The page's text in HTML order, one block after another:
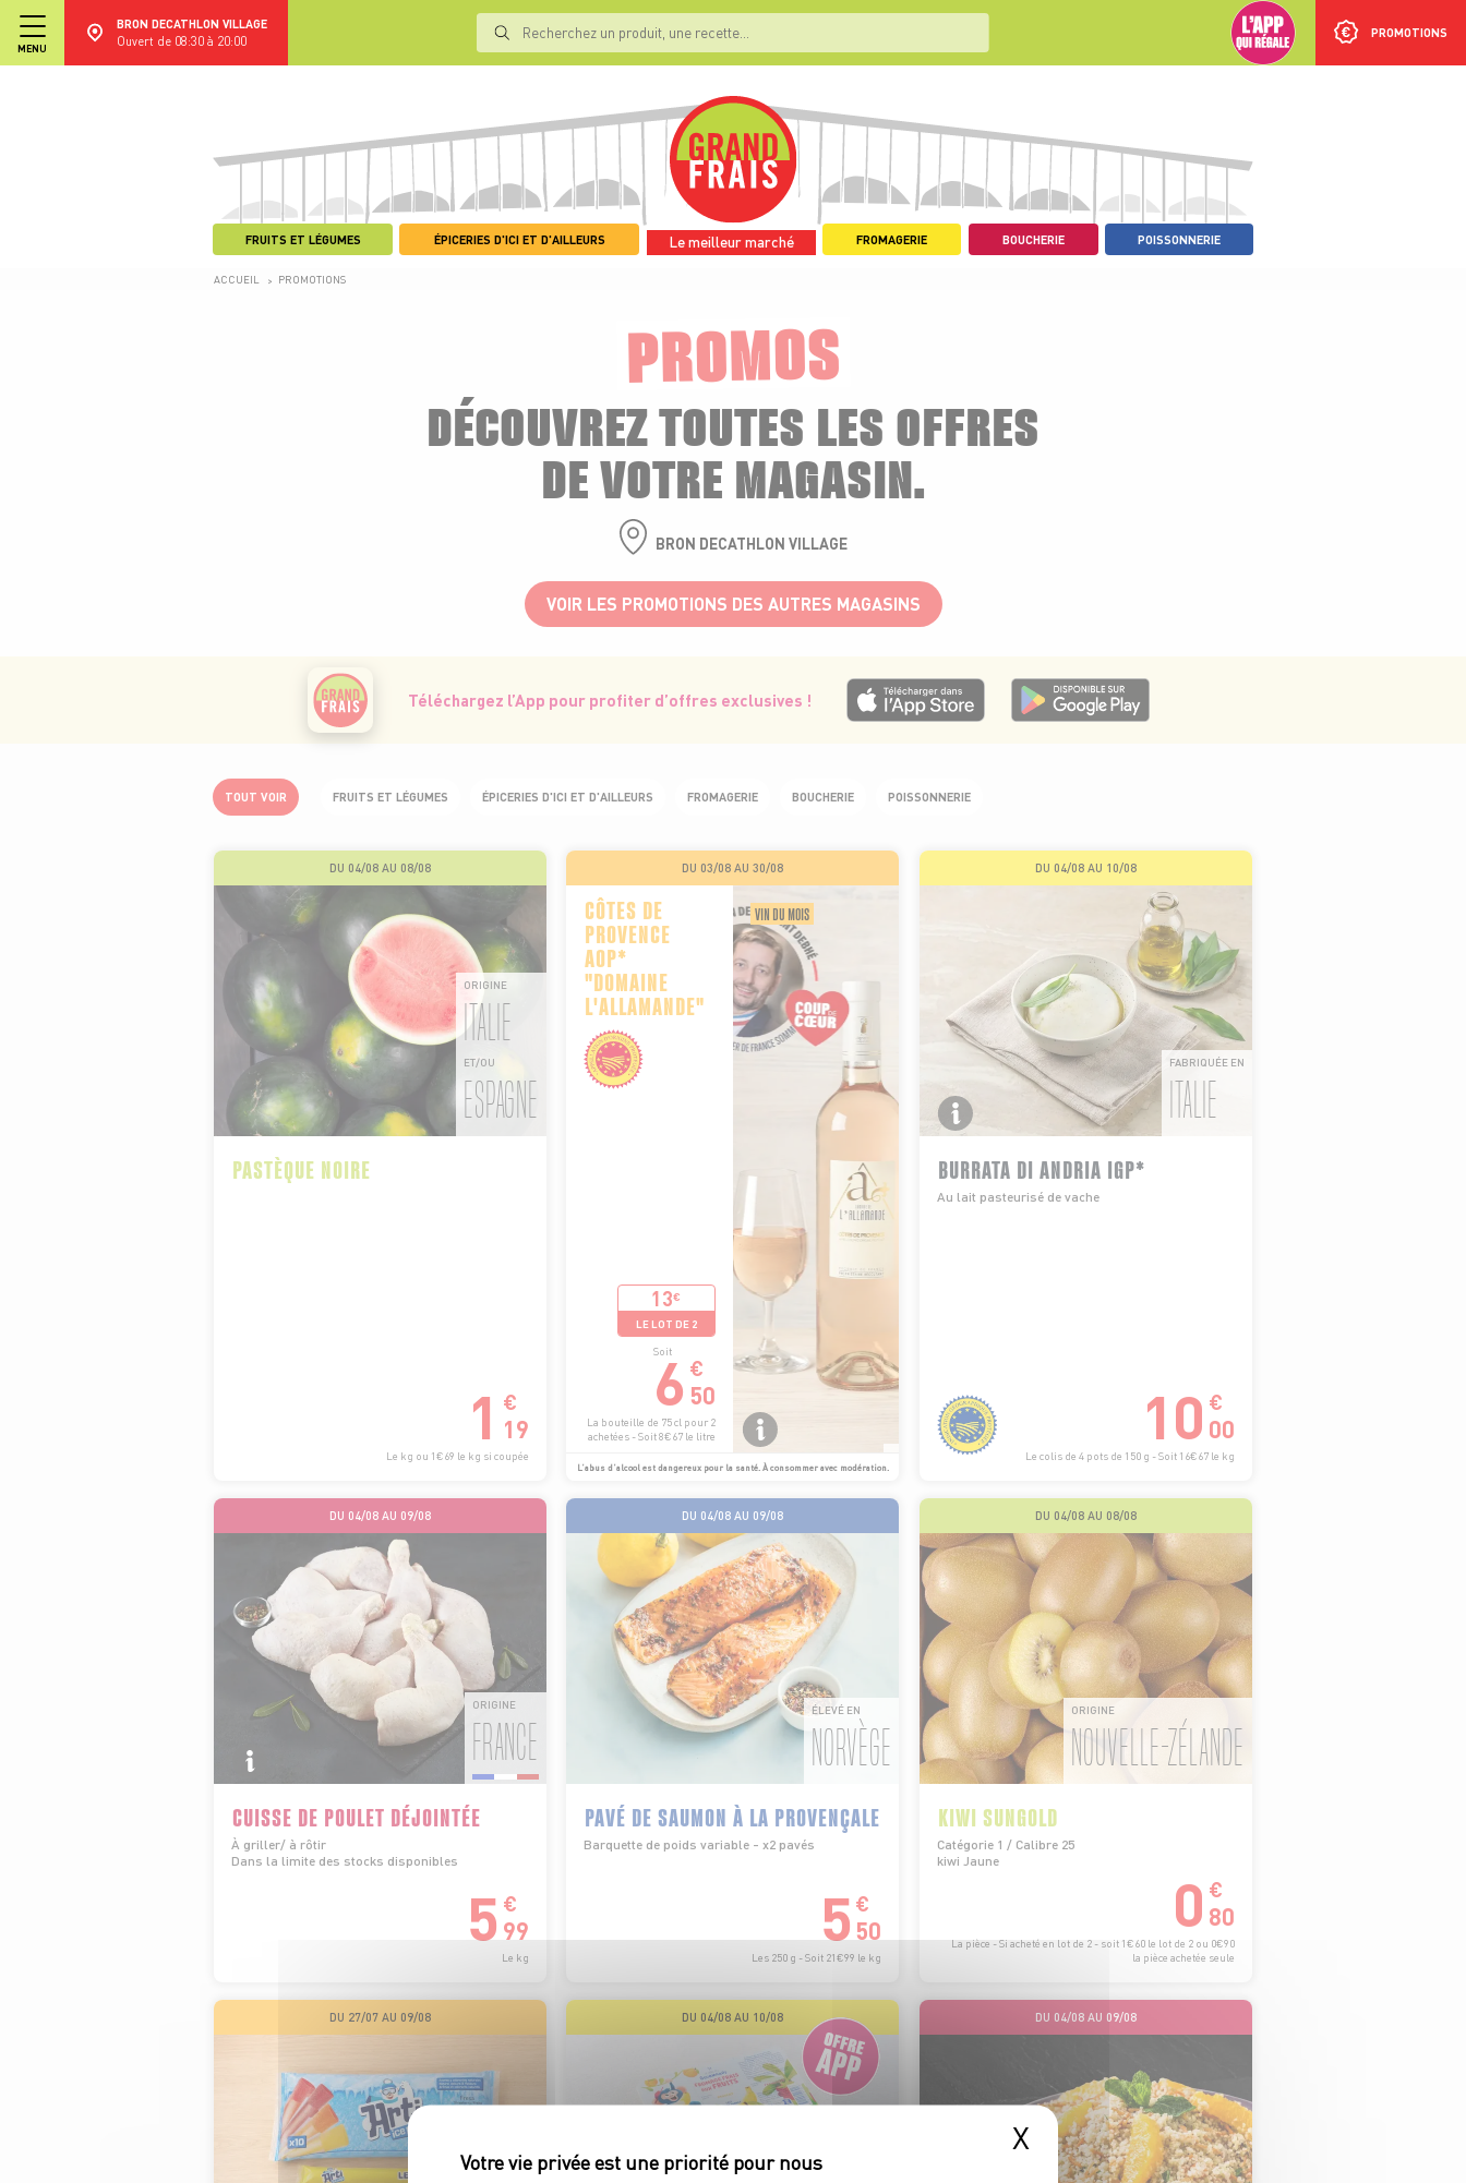
MENU
BRON DECATHLON VILLAGE
Ouvert de 08:30 à 20:00
PROMOTIONS
FRUITS ET LÉGUMES ÉPICERIES D'ICI ET D'AILLEURS Le meilleur marché FROMAGERIE BOUCHERIE POISSONNERIE
ACCUEIL > PROMOTIONS
PROMOS
DÉCOUVREZ TOUTES LES OFFRES
DE VOTRE MAGASIN.
BRON DECATHLON VILLAGE
VOIR LES PROMOTIONS DES AUTRES MAGASINS
Téléchargez l’App pour profiter d’offres exclusives !
TOUT VOIR FRUITS ET LÉGUMES ÉPICERIES D'ICI ET D'AILLEURS FROMAGERIE BOUCHERIE POISSONNERIE
DU 04/08 AU 08/08
ORIGINE
ITALIE
ET/OU
ESPAGNE
PASTÈQUE NOIRE
1 €
19
Le kg ou 1€69 le kg si coupée
DU 03/08 AU 30/08
CÔTES DE
PROVENCE
AOP*
"DOMAINE
L'ALLAMANDE"
13€
LE LOT DE 2
Soit
6 €
50
La bouteille de 75 cl pour 2
achetées - Soit 8€67 le litre
VIN DU MOIS
L’abus d’alcool est dangereux pour la santé. À consommer avec modération.
DU 04/08 AU 10/08
FABRIQUÉE EN
ITALIE
BURRATA DI ANDRIA IGP*
Au lait pasteurisé de vache
10 €
00
Le colis de 4 pots de 150 g - Soit 16€67 le kg
DU 04/08 AU 09/08
ORIGINE
FRANCE
CUISSE DE POULET DÉJOINTÉE
À griller/ à rôtir
Dans la limite des stocks disponibles
5 €
99
Le kg
DU 04/08 AU 09/08
ÉLEVÉ EN
NORVÈGE
PAVÉ DE SAUMON À LA PROVENÇALE
Barquette de poids variable - x2 pavés
5 €
50
Les 250 g - Soit 21€99 le kg
DU 04/08 AU 08/08
ORIGINE
NOUVELLE-ZÉLANDE
KIWI SUNGOLD
Catégorie 1 / Calibre 25
kiwi Jaune
0 €
80
La pièce - Si acheté en lot de 2 - soit 1€60 le lot de 2 ou 0€90
la pièce achetée seule
DU 27/07 AU 09/08 DU 04/08 AU 10/08 DU 04/08 AU 09/08
X